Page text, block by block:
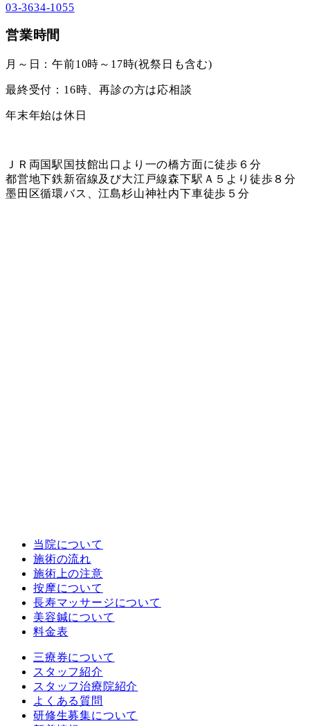
03-3634-1055
営業時間
月～日：午前10時～17時(祝祭日も含む)
最終受付：16時、再診の方は応相談
年末年始は休日
ＪＲ両国駅国技館出口より一の橋方面に徒歩６分
都営地下鉄新宿線及び大江戸線森下駅Ａ５より徒歩８分
墨田区循環バス、江島杉山神社内下車徒歩５分
当院について
施術の流れ
施術上の注意
按摩について
長寿マッサージについて
美容鍼について
料金表
三療券について
スタッフ紹介
スタッフ治療院紹介
よくある質問
研修生募集について